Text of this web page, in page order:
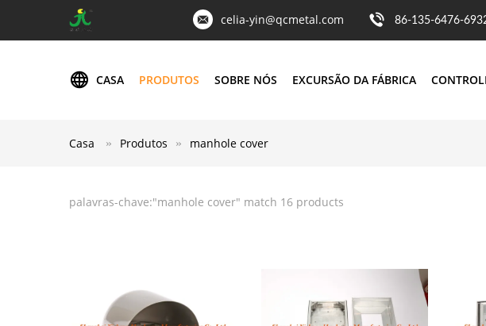
celia-yin@qcmetal.com 86-135-6476-
CASA PRODUTOS SOBRE NÓS EXCURSÃO DA FÁBRICA
Casa Produtos manhole cover
palavras-chave:"manhole cover" match 16 products